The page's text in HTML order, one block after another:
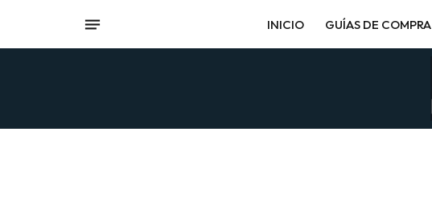
INICIO GUÍAS DE COMPRA